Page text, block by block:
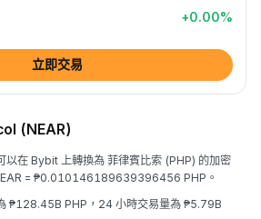
+0.00%
立即交易
(NEAR)
在 Bybit 上轉換為 菲律賓比索 (PHP) 的加密
= ₱0.010146189639396456 PHP。
₱128.45B PHP，24 小時交易量為 ₱5.79B